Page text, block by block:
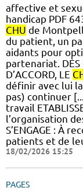
affective et
handicap PDF
CHU de
du patient, un
aidants pour
partenariat. DÈS
D’ACCORD, LE
définir avec lui
pas) continuer
travail
l’organisation
S’ENGAGE : À
patients et de
18/02/2026 15:25
PAGES